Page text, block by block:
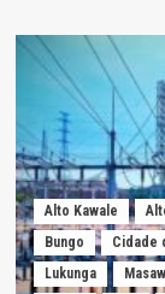
GRUPO
GRUTAS
DO
NZENZU
VENCE
DESFILE
DA
EDIÇÃO
DO
CARNAVAL
Alto Kawale
Bungo
Cidade
Lukunga